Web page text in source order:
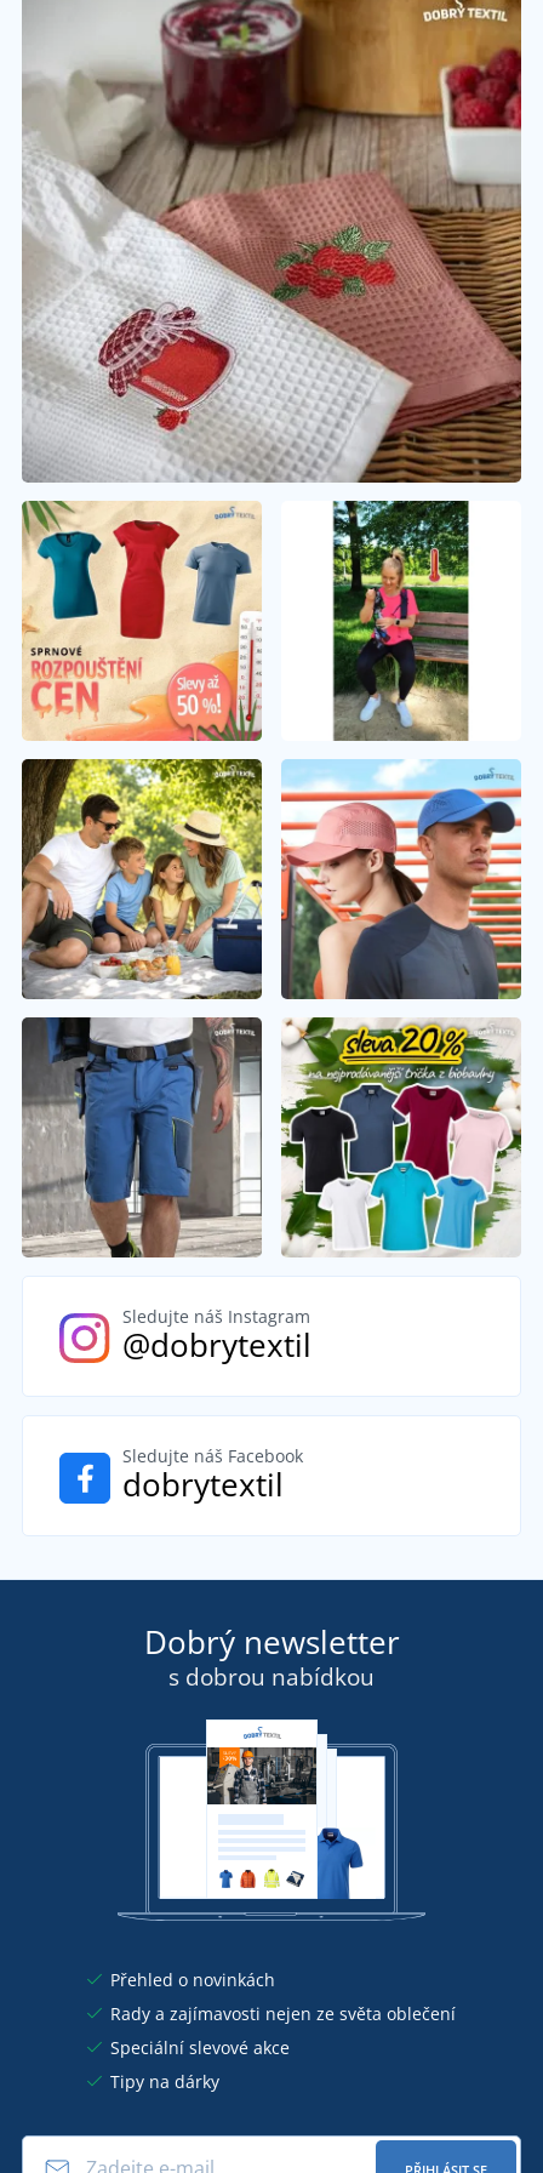
Sledujte náš Instagram
@dobrytextil
Sledujte náš Facebook
dobrytextil
Dobrý newsletter
s dobrou nabídkou
Přehled o novinkách
Rady a zajímavosti nejen ze světa oblečení
Speciální slevové akce
Tipy na dárky